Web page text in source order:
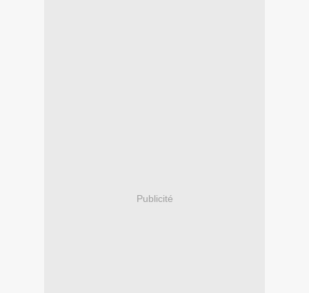
Publicité